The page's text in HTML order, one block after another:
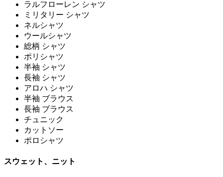
ラルフローレン シャツ
ミリタリー シャツ
ネルシャツ
ウールシャツ
総柄 シャツ
ポリシャツ
半袖 シャツ
長袖 シャツ
アロハ シャツ
半袖 ブラウス
長袖 ブラウス
チュニック
カットソー
ポロシャツ
スウェット、ニット